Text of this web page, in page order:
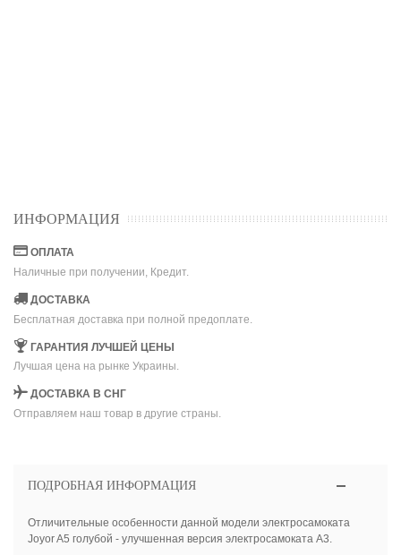
ИНФОРМАЦИЯ
ОПЛАТА
Наличные при получении, Кредит.
ДОСТАВКА
Бесплатная доставка при полной предоплате.
ГАРАНТИЯ ЛУЧШЕЙ ЦЕНЫ
Лучшая цена на рынке Украины.
ДОСТАВКА В СНГ
Отправляем наш товар в другие страны.
ПОДРОБНАЯ ИНФОРМАЦИЯ
Отличительные особенности данной модели электросамоката
Joyor A5 голубой - улучшенная версия электросамоката A3.